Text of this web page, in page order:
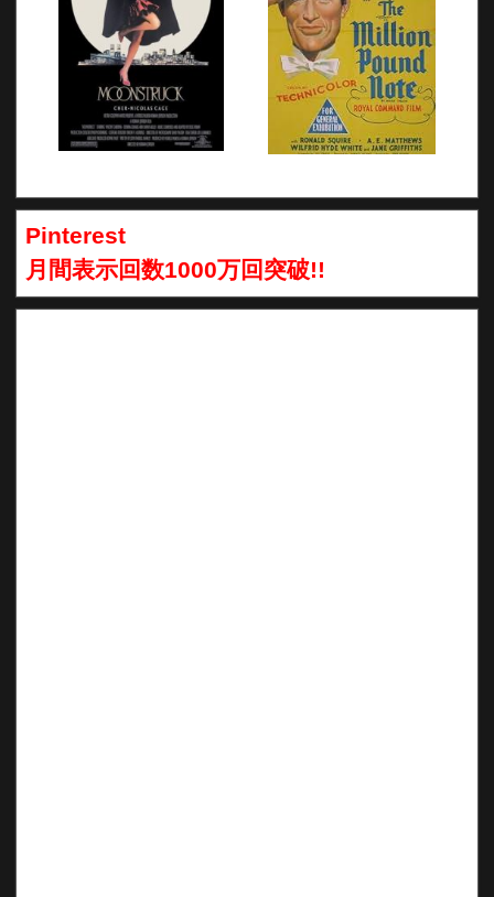
Pinterest
月間表示回数1000万回突破!!